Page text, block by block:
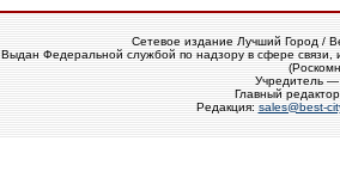
Сетевое издание Лучший Город /
Выдан Федеральной службой по надзору в сфере
Учредитель
Главный
Редакция: sales@best-